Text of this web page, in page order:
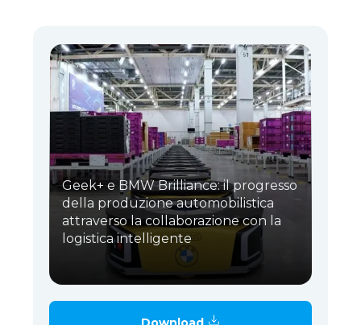
Geek+ e BMW Brilliance: il progresso
della produzione automobilistica
attraverso la collaborazione con la
logistica intelligente